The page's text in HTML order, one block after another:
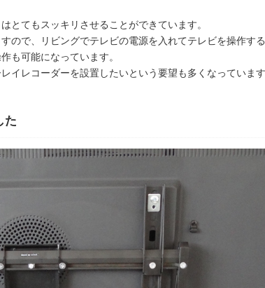
とてもスッキリさせることができています。
ので、リビングでテレビの電源を入れてテレビを操作す
も可能になっています。
イレコーダーを設置したいという要望も多くなっています
た